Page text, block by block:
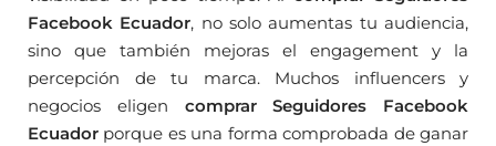
Facebook Ecuador, no solo aumentas tu audiencia,
sino que también mejoras el engagement y la
percepción de tu marca. Muchos influencers y
negocios eligen comprar Seguidores Facebook
Ecuador porque es una forma comprobada de ganar